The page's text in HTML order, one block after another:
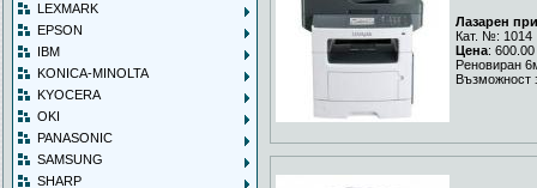
LEXMARK
EPSON
IBM
KONICA-MINOLTA
KYOCERA
OKI
PANASONIC
SAMSUNG
SHARP
Лазарен
Кат. №: 1014
Цена:
Реновиран
Възможност